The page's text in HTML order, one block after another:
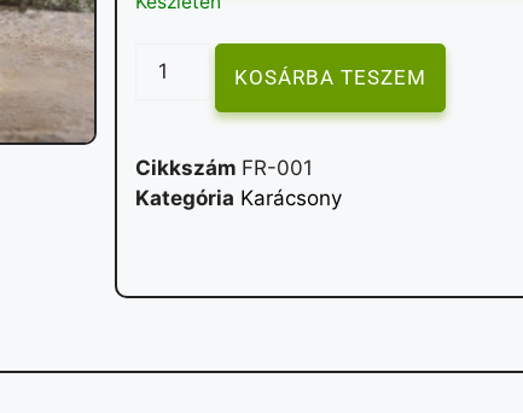
KOSÁRBA TESZEM
Cikkszám FR-001
Kategória Karácsony